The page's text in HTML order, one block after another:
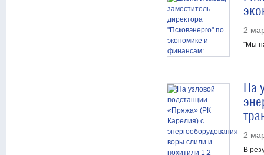
2
"Мы
На
2
В